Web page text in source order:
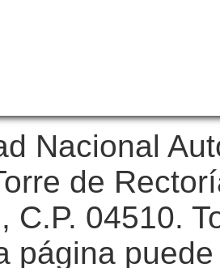
Nacional
de
C.P. 04510.
página